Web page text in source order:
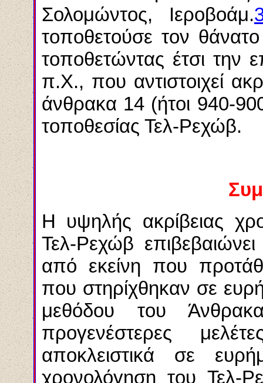
Σολομώντος, Ιεροβοάμ.
τοποθετούσε τον
τοποθετώντας έτσι την
π.Χ., που αντιστοιχεί
άνθρακα 14 (ήτοι 940-
τοποθεσίας Τελ-Ρεχώβ.
Η υψηλής ακρίβειας
Τελ-Ρεχώβ
από εκείνη που
που στηρίχθηκαν σε
μεθόδου του
προγενέστερες
αποκλειστικά σε
χρονολόγηση του Τελ-